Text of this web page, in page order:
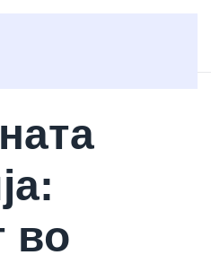
во